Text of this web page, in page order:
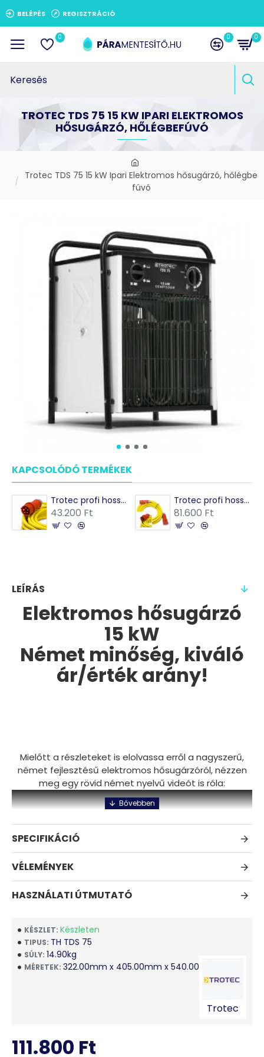
BELÉPÉS REGISZTRÁCIÓ
0 0 0
Trotec TDS 75 15 kW Ipari Elektromos hősugárzó, hőlégbe
fúvó
TROTEC TDS 75 15 KW IPARI ELEKTROMOS
HŐSUGÁRZÓ, HŐLÉGBEFÚVÓ
KAPCSOLÓDÓ TERMÉKEK
Trotec profi hosszabbítókábel 400V (16A) - Made in Germany
43.200 Ft
Trotec profi hosszabbítókábel 400V (32A) - Made in Germany
81.600 Ft
LEÍRÁS
Elektromos hősugárzó
15 kW
Német minőség, kiváló
ár/érték arány!
Mielőtt a részleteket is elolvassa erről a nagyszerű,
német fejlesztésű elektromos hősugárzóról, nézzen
meg egy rövid német nyelvű videót is róla:
Az elektromos hősugárzó használata egyszerű és
hétvégi házak, árusítóhelyek, lakóautók, pincék, stb. A
SPECIFIKÁCIÓ
VÉLEMÉNYEK
HASZNÁLATI ÚTMUTATÓ
KÉSZLET: Készleten
TIPUS: TH TDS 75
SÚLY: 14.90kg
MÉRETEK: 322.00mm x 405.00mm x 540.00mm
Trotec
111.800 Ft